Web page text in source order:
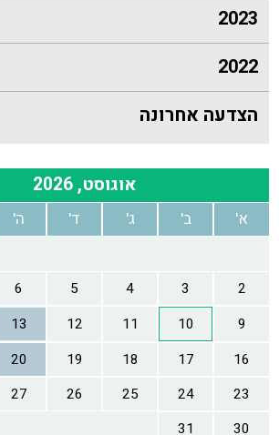
2023
2022
הצדעה אחרונה